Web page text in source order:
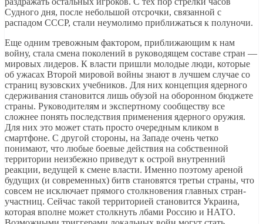
Судного дня, после небольшой отсрочки, связанной с
распадом СССР, стали неумолимо приближаться к полуночи.
Еще одним тревожным фактором, приближающим к нам
войну, стала смена поколений в руководящем составе стран —
мировых лидеров. К власти пришли молодые люди, которые
об ужасах Второй мировой войны знают в лучшем случае со
страниц вузовских учебников. Для них концепция ядерного
сдерживания становится лишь обузой на оборонном бюджете
страны. Руководителям и экспертному сообществу все
сложнее понять последствия применения ядерного оружия.
Для них это может стать просто очередным кликом в
смартфоне. С другой стороны, на Западе очень четко
понимают, что любые боевые действия на собственной
территории неизбежно приведут к острой внутренний
реакции, ведущей к смене власти. Именно поэтому ареной
будущих (и современных) битв становятся третьи страны, что
совсем не исключает прямого столкновения главных стран-
участниц. Сейчас такой территорией становится Украина,
которая вполне может столкнуть лбами Россию и НАТО.